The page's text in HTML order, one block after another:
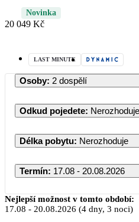
Novinka
20 049 Kč
LAST MINUTE
Osoby: 2 dospělí
Odkud pojedete: Nerozhoduje
Délka pobytu: Nerozhoduje
Termín: 17.08 - 20.08.2026
Nejlepší možnost v tomto období:
17.08 - 20.08.2026 (4 dny, 3 noci)